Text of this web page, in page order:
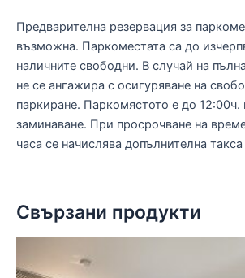
Предварителна резервация за
възможна. Паркоместата са до
наличните свободни. В случай на
не се ангажира с осигуряване на
паркиране. Паркомястото е до 12:00ч.
заминаване. При просрочване на
часа се начислява допълнителна
Свързани продукти